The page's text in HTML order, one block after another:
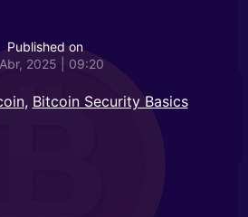
Published on
2025 | 09:20
, Bitcoin Security Basics